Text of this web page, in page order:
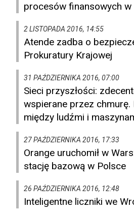
procesów finansowych w
2 LISTOPADA 2016, 14:55
Atende zadba o
Prokuratury Krajowej
31 PAŹDZIERNIKA 2016, 07:00
Sieci przyszłości:
wspierane przez chmurę.
między ludźmi i
27 PAŹDZIERNIKA 2016, 17:33
Orange uruchomił w
stację bazową w Polsce
26 PAŹDZIERNIKA 2016, 12:48
Inteligentne liczniki we